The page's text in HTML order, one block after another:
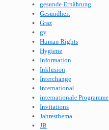
gesunde Ernährung
Gesundheit
Graz
gv
Human Rights
Hygiene
Information
Inklusion
Interchange
international
internationale Programme
Invitations
Jahresthema
JB